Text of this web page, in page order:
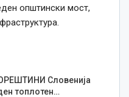
општински мост,
Словенија
топлотен…